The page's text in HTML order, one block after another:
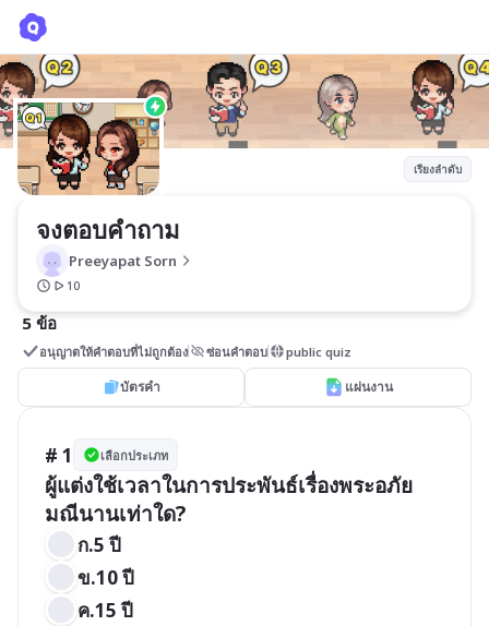
เรียงลำดับ
จงตอบคำถาม
Preeyapat Sorn
10
5 ข้อ
อนุญาตให้คำตอบที่ไม่ถูกต้อง ซ่อนคำตอบ public quiz
บัตรคำ แผ่นงาน
# 1 เลือกประเภท
ผู้แต่งใช้เวลาในการประพันธ์เรื่องพระอภัย
มณีนานเท่าใด?
ก.5 ปี
ข.10 ปี
ค.15 ปี